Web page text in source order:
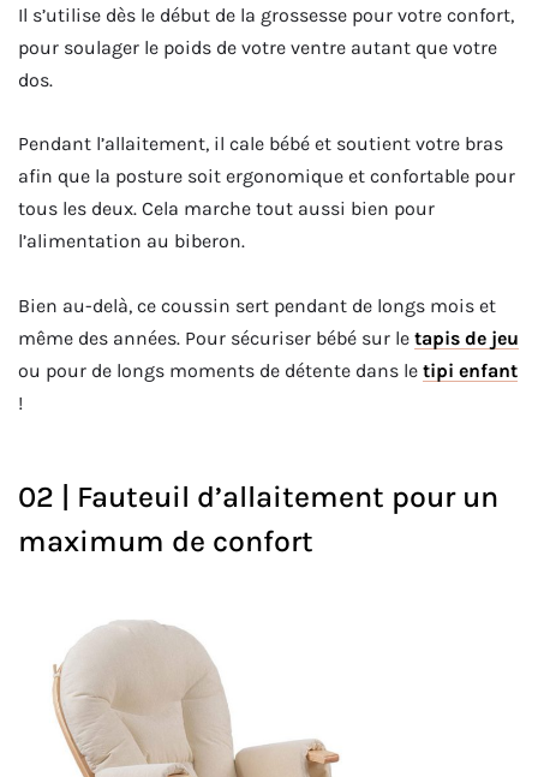
Il s’utilise dès le début de la grossesse pour votre confort,
pour soulager le poids de votre ventre autant que votre
dos.
Pendant l’allaitement, il cale bébé et soutient votre bras
afin que la posture soit ergonomique et confortable pour
tous les deux. Cela marche tout aussi bien pour
l’alimentation au biberon.
Bien au-delà, ce coussin sert pendant de longs mois et
même des années. Pour sécuriser bébé sur le tapis de jeu
ou pour de longs moments de détente dans le tipi enfant
!
02 | Fauteuil d’allaitement pour un
maximum de confort